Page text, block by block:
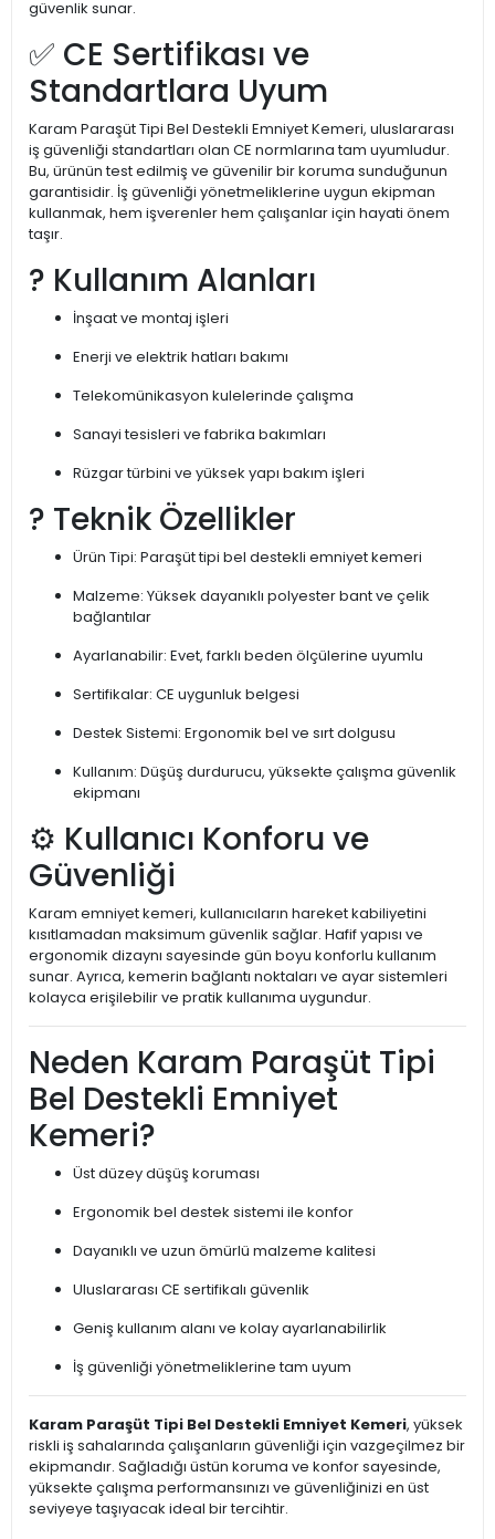
güvenlik sunar.
✅ CE Sertifikası ve
Standartlara Uyum
Karam Paraşüt Tipi Bel Destekli Emniyet Kemeri, uluslararası
iş güvenliği standartları olan CE normlarına tam uyumludur.
Bu, ürünün test edilmiş ve güvenilir bir koruma sunduğunun
garantisidir. İş güvenliği yönetmeliklerine uygun ekipman
kullanmak, hem işverenler hem çalışanlar için hayati önem
taşır.
? Kullanım Alanları
İnşaat ve montaj işleri
Enerji ve elektrik hatları bakımı
Telekomünikasyon kulelerinde çalışma
Sanayi tesisleri ve fabrika bakımları
Rüzgar türbini ve yüksek yapı bakım işleri
? Teknik Özellikler
Ürün Tipi: Paraşüt tipi bel destekli emniyet kemeri
Malzeme: Yüksek dayanıklı polyester bant ve çelik
bağlantılar
Ayarlanabilir: Evet, farklı beden ölçülerine uyumlu
Sertifikalar: CE uygunluk belgesi
Destek Sistemi: Ergonomik bel ve sırt dolgusu
Kullanım: Düşüş durdurucu, yüksekte çalışma güvenlik
ekipmanı
⚙️ Kullanıcı Konforu ve
Güvenliği
Karam emniyet kemeri, kullanıcıların hareket kabiliyetini
kısıtlamadan maksimum güvenlik sağlar. Hafif yapısı ve
ergonomik dizaynı sayesinde gün boyu konforlu kullanım
sunar. Ayrıca, kemerin bağlantı noktaları ve ayar sistemleri
kolayca erişilebilir ve pratik kullanıma uygundur.
Neden Karam Paraşüt Tipi
Bel Destekli Emniyet
Kemeri?
Üst düzey düşüş koruması
Ergonomik bel destek sistemi ile konfor
Dayanıklı ve uzun ömürlü malzeme kalitesi
Uluslararası CE sertifikalı güvenlik
Geniş kullanım alanı ve kolay ayarlanabilirlik
İş güvenliği yönetmeliklerine tam uyum
Karam Paraşüt Tipi Bel Destekli Emniyet Kemeri, yüksek
riskli iş sahalarında çalışanların güvenliği için vazgeçilmez bir
ekipmandır. Sağladığı üstün koruma ve konfor sayesinde,
yüksekte çalışma performansınızı ve güvenliğinizi en üst
seviyeye taşıyacak ideal bir tercihtir.